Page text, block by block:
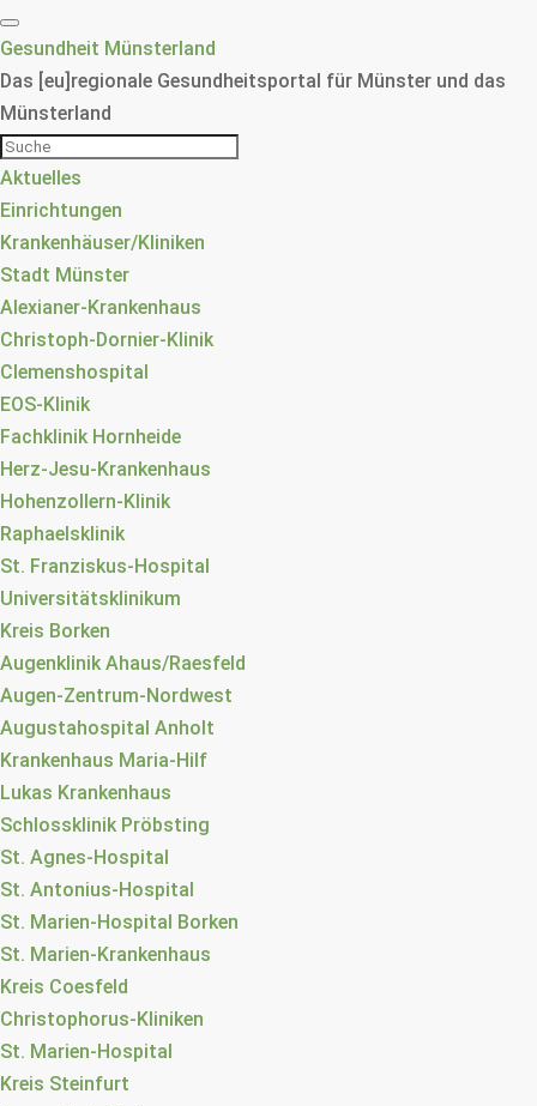
Gesundheit Münsterland
Das [eu]regionale Gesundheitsportal für Münster und das
Münsterland
Aktuelles
Einrichtungen
Krankenhäuser/Kliniken
Stadt Münster
Alexianer-Krankenhaus
Christoph-Dornier-Klinik
Clemenshospital
EOS-Klinik
Fachklinik Hornheide
Herz-Jesu-Krankenhaus
Hohenzollern-Klinik
Raphaelsklinik
St. Franziskus-Hospital
Universitätsklinikum
Kreis Borken
Augenklinik Ahaus/Raesfeld
Augen-Zentrum-Nordwest
Augustahospital Anholt
Krankenhaus Maria-Hilf
Lukas Krankenhaus
Schlossklinik Pröbsting
St. Agnes-Hospital
St. Antonius-Hospital
St. Marien-Hospital Borken
St. Marien-Krankenhaus
Kreis Coesfeld
Christophorus-Kliniken
St. Marien-Hospital
Kreis Steinfurt